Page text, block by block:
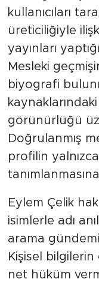
kullanıcıları
üreticiliğiyle
yayınları
Mesleki
biyografi
görünürlüğü
Doğrulanmış
profilin
Eylem Çelik
isimlerle adı
arama
Kişisel bilgilerin
net hüküm